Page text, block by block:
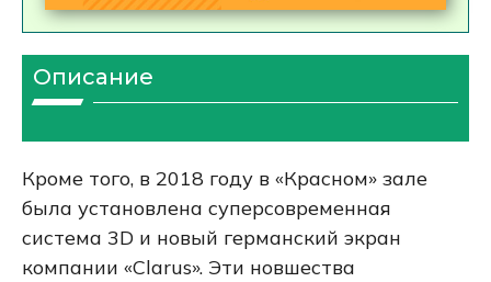
Описание
Кроме того, в 2018 году в «Красном» зале
была установлена суперсовременная
система 3D и новый германский экран
компании «Clarus». Эти новшества